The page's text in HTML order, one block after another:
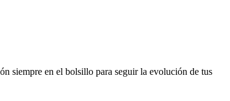
siempre en el bolsillo para seguir la evolución de tus